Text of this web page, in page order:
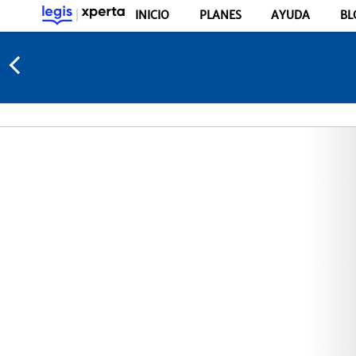
INICIO PLANES AYUDA